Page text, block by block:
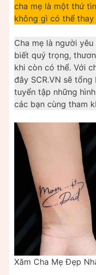
cha mẹ là một thứ
không gì có thể
Cha mẹ là người
biết quý trọng,
khi còn có thể. Với
đây SCR.VN sẽ
tuyển tập những
các bạn cùng tham
Xăm Cha Mẹ Đẹp